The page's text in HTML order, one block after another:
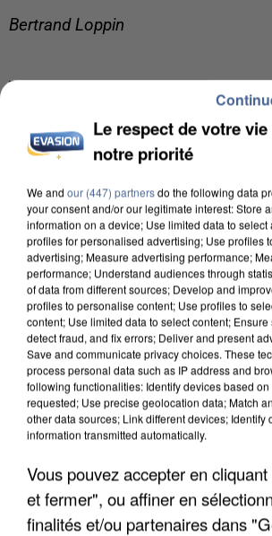
Bertrand Loppin
LES ARTICLES LES PLUS
IL TUE SON FILS ET ENVOIE DES
EX-COMPAGNE À NICE
Le respect de votre
notre priorité
We and our (447) partnersdo the following data
your consent and/or our legitimate interest: Store
information on a device; Use limited data to select
profiles for personalised advertising; Use profiles
advertising; Measure advertising performance;
performance; Understand audiences through
of data from different sources; Develop and
profiles to personalise content; Use profiles to
content; Use limited data to select content;
detect fraud, and fix errors; Deliver and present
Save and communicate privacy choices. These
process personal data such as IP address and
following functionalities: Identify devices based
requested; Use precise geolocation data; Match
other data sources; Link different devices; Identify
information transmitted automatically.
Vous pouvez accepter en
et fermer", ou affiner en
finalités et/ou partenaires dans